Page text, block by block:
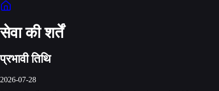
सेवा की शर्तें
प्रभावी तिथि
2026-07-28